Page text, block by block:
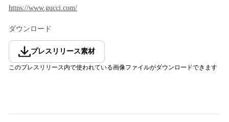
https://www.gucci.com/
ダウンロード
プレスリリース素材
このプレスリリース内で使われている画像ファイルがダウンロードできます